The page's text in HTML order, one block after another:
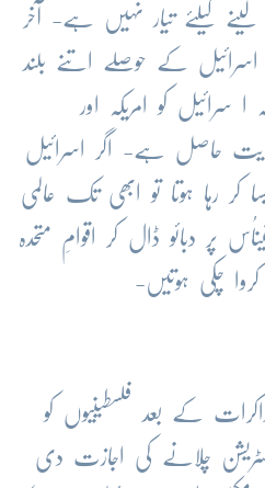
کیلئے تیار نہیں ہے- آخر
کے حوصلے اتنے بلند
کو امریکہ اور
حاصل ہے- اگر اسرائیل
کر رہا ہوتا تو ابھی تک عالمی
پر دبائو ڈال کر اقوامِ متحدہ
چکی ہوتیں-
کے بعد فلسطینیوں کو
چلانے کی اجازت دی